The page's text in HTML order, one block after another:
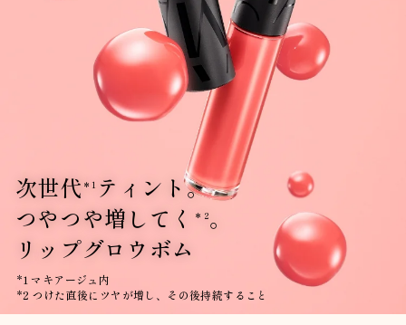
次世代 ＊1 ティント。
つやつや増してく
＊2。
リップグロウボム
*1 マキアージュ内
*2 つけた直後にツヤが増し、その後持続すること